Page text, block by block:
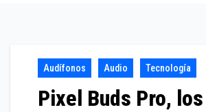
Audífonos Audio Tecnología
Pixel Buds Pro, los